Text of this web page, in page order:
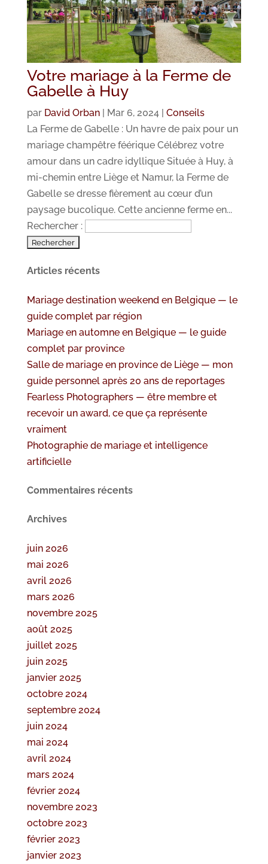
Votre mariage à la Ferme de
Gabelle à Huy
par David Orban| Mar 6, 2024| Conseils
La Ferme de Gabelle : Un havre de paix pour un
mariage champêtre féérique Célébrez votre
amour dans un cadre idyllique Située à Huy, à
mi-chemin entre Liège et Namur, la Ferme de
Gabelle se dresse fièrement au cœur d’un
paysage bucolique. Cette ancienne ferme en...
Rechercher :
Articles récents
Mariage destination weekend en Belgique — le
guide complet par région
Mariage en automne en Belgique — le guide
complet par province
Salle de mariage en province de Liège — mon
guide personnel après 20 ans de reportages
Fearless Photographers — être membre et
recevoir un award, ce que ça représente
vraiment
Photographie de mariage et intelligence
artificielle
Commentaires récents
Archives
juin 2026
mai 2026
avril 2026
mars 2026
novembre 2025
août 2025
juillet 2025
juin 2025
janvier 2025
octobre 2024
septembre 2024
juin 2024
mai 2024
avril 2024
mars 2024
février 2024
novembre 2023
octobre 2023
février 2023
janvier 2023